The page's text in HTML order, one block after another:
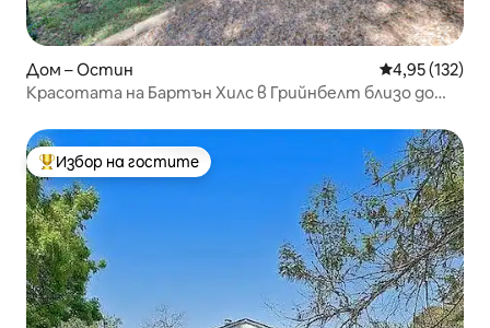
Дом – Остин Средна
4,95 (132)
Красотата на Бартън Хилс в Грийнбелт близо до
Най-популярен избор на гостите
Избор на гостите